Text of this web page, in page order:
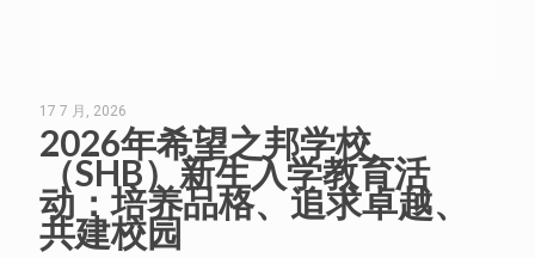
17 7 月, 2026
2026年希望之邦学校
（SHB）新生入学教育活
动：培养品格、追求卓越、
共建校园